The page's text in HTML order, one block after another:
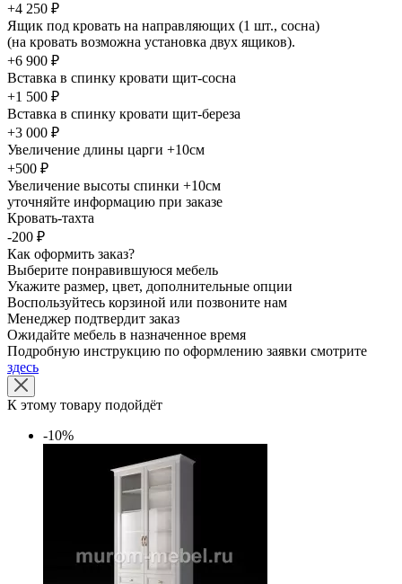
+4 250 ₽
Ящик под кровать на направляющих (1 шт., сосна)
(на кровать возможна установка двух ящиков).
+6 900 ₽
Вставка в спинку кровати щит-сосна
+1 500 ₽
Вставка в спинку кровати щит-береза
+3 000 ₽
Увеличение длины царги +10см
+500 ₽
Увеличение высоты спинки +10см
уточняйте информацию при заказе
Кровать-тахта
-200 ₽
Как оформить заказ?
Выберите понравившуюся мебель
Укажите размер, цвет, дополнительные опции
Воспользуйтесь корзиной или позвоните нам
Менеджер подтвердит заказ
Ожидайте мебель в назначенное время
Подробную инструкцию по оформлению заявки смотрите
здесь
К этому товару подойдёт
-10%